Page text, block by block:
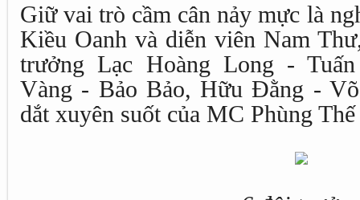
Giữ vai trò cầm cân nảy mực là
Kiều Oanh và diễn viên Nam
trưởng Lạc Hoàng Long -
Vàng - Bảo Bảo, Hữu Đằng -
dắt xuyên suốt của MC Phùng